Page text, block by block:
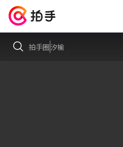
拍手圈汐榆